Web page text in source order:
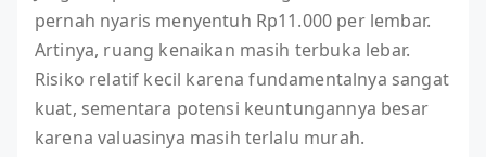
pernah nyaris menyentuh Rp11.000 per lembar.
Artinya, ruang kenaikan masih terbuka lebar.
Risiko relatif kecil karena fundamentalnya sangat
kuat, sementara potensi keuntungannya besar
karena valuasinya masih terlalu murah.